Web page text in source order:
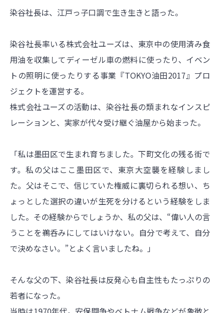
染谷社長は、江戸っ子口調で生き生きと語った。
染谷社長率いる株式会社ユーズは、東京中の使用済み食
用油を収集してディーゼル車の燃料に使ったり、イベン
トの照明に使ったりする事業『TOKYO油田2017』プロ
ジェクトを運営する。
株式会社ユーズの活動は、染谷社長の類まれなインスピ
レーションと、実家が代々受け継ぐ油屋から始まった。
「私は墨田区で生まれ育ちました。下町文化の残る街で
す。私の父はここ墨田区で、東京大空襲を経験しまし
た。父はそこで、信じていた権威に裏切られる想い、ち
ょっとした選択の違いが生死を分けるという経験をしま
した。その経験からでしょうか、私の父は、“偉い人の言
うことを鵜呑みにしてはいけない。自分で考えて、自分
で決めなさい。”とよく言いましたね。」
そんな父の下、染谷社長は反発心も自主性もたっぷりの
若者になった。